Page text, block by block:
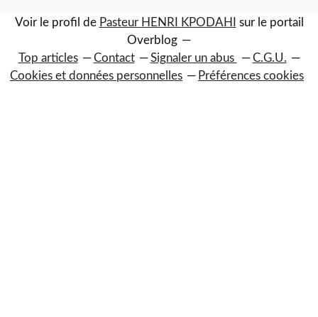
Voir le profil de Pasteur HENRI KPODAHI
sur le portail
Overblog
Top articles
Contact Signaler un abus
C.G.U.
Cookies et données personnelles
Préférences cookies